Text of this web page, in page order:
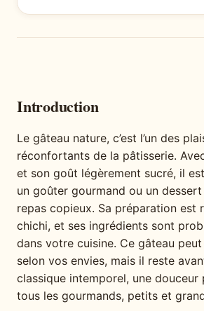
Introduction
Le gâteau nature, c’est l’un des
réconfortants de la pâtisserie.
et son goût légèrement sucré, il
un goûter gourmand ou un
repas copieux. Sa préparation est
chichi, et ses ingrédients sont
dans votre cuisine. Ce gâteau
selon vos envies, mais il reste
classique intemporel, une
tous les gourmands, petits et